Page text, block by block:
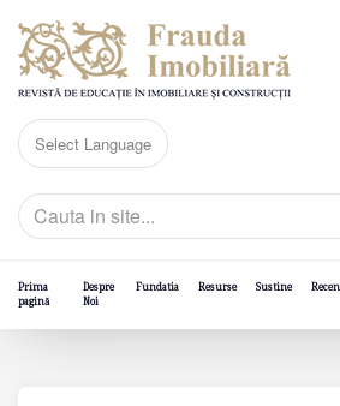
Prima
pagină
Despre
Noi
Fundatia Resurse Sustine